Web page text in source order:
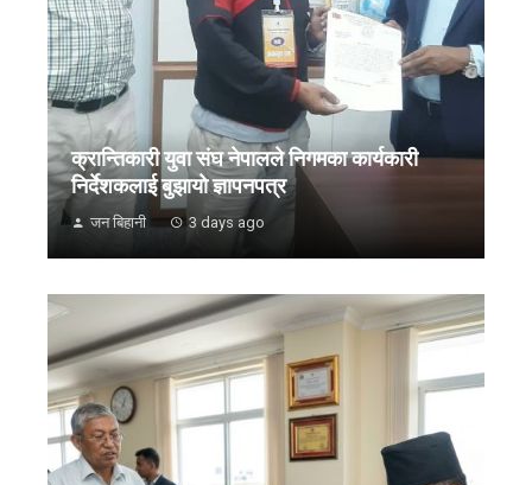
क्रान्तिकारी युवा संघ नेपालले निगमका कार्यकारी
निर्देशकलाई बुझायाे ज्ञापनपत्र
जन बिहानी 3 days ago